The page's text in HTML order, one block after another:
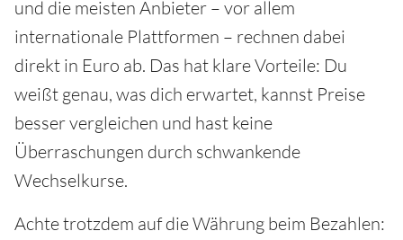
und die meisten Anbieter – vor allem
internationale Plattformen – rechnen dabei
direkt in Euro ab. Das hat klare Vorteile: Du
weißt genau, was dich erwartet, kannst Preise
besser vergleichen und hast keine
Überraschungen durch schwankende
Wechselkurse.
Achte trotzdem auf die Währung beim Bezahlen: